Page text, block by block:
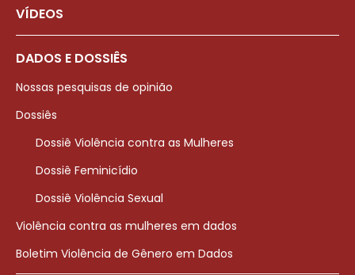
VÍDEOS
DADOS E DOSSIÊS
Nossas pesquisas de opinião
Dossiês
Dossiê Violência contra as Mulheres
Dossiê Feminicídio
Dossiê Violência Sexual
Violência contra as mulheres em dados
Boletim Violência de Gênero em Dados